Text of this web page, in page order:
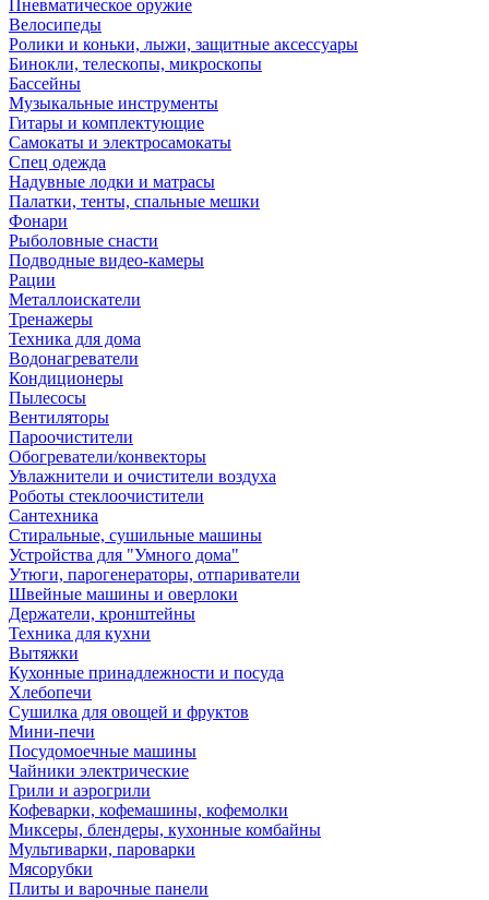
Пневматическое оружие
Велосипеды
Ролики и коньки, лыжи, защитные аксессуары
Бинокли, телескопы, микроскопы
Бассейны
Музыкальные инструменты
Гитары и комплектующие
Самокаты и электросамокаты
Спец одежда
Надувные лодки и матрасы
Палатки, тенты, спальные мешки
Фонари
Рыболовные снасти
Подводные видео-камеры
Рации
Металлоискатели
Тренажеры
Техника для дома
Водонагреватели
Кондиционеры
Пылесосы
Вентиляторы
Пароочистители
Обогреватели/конвекторы
Увлажнители и очистители воздуха
Роботы стеклоочистители
Сантехника
Стиральные, сушильные машины
Устройства для "Умного дома"
Утюги, парогенераторы, отпариватели
Швейные машины и оверлоки
Держатели, кронштейны
Техника для кухни
Вытяжки
Кухонные принадлежности и посуда
Хлебопечи
Сушилка для овощей и фруктов
Мини-печи
Посудомоечные машины
Чайники электрические
Грили и аэрогрили
Кофеварки, кофемашины, кофемолки
Миксеры, блендеры, кухонные комбайны
Мультиварки, пароварки
Мясорубки
Плиты и варочные панели